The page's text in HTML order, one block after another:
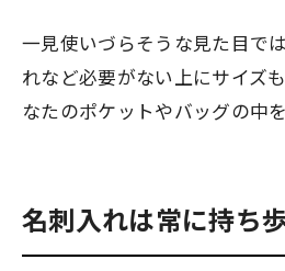
一見使いづらそうな見た目で
れなど必要がない上にサイズ
なたのポケットやバッグの中
名刺入れは常に持ち